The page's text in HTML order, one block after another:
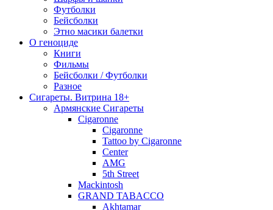
Футболки
Бейсболки
Этно масики балетки
О геноциде
Книги
Фильмы
Бейсболки / Футболки
Разное
Сигареты. Витрина 18+
Армянские Сигареты
Cigaronne
Cigaronne
Tattoo by Cigaronne
Center
AMG
5th Street
Mackintosh
GRAND TABACCO
Akhtamar